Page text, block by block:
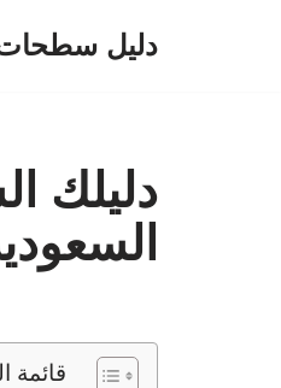
دليل
دليلك
قائمة